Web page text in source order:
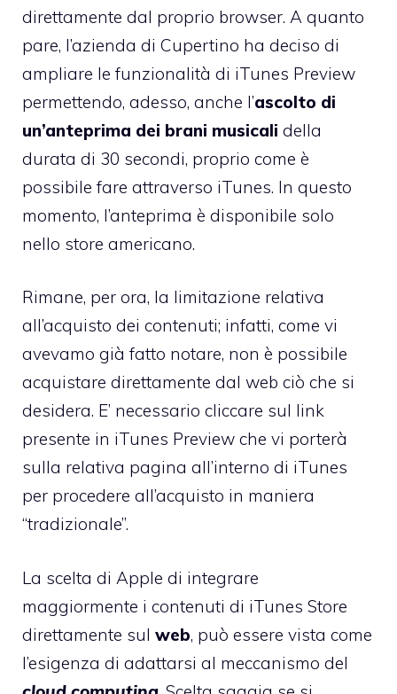
direttamente dal proprio browser. A quanto
pare, l’azienda di Cupertino ha deciso di
ampliare le funzionalità di iTunes Preview
permettendo, adesso, anche l’ascolto di
un’anteprima dei brani musicali della
durata di 30 secondi, proprio come è
possibile fare attraverso iTunes. In questo
momento, l’anteprima è disponibile solo
nello store americano.
Rimane, per ora, la limitazione relativa
all’acquisto dei contenuti; infatti, come vi
avevamo già fatto notare, non è possibile
acquistare direttamente dal web ciò che si
desidera. E’ necessario cliccare sul link
presente in iTunes Preview che vi porterà
sulla relativa pagina all’interno di iTunes
per procedere all’acquisto in maniera
“tradizionale”.
La scelta di Apple di integrare
maggiormente i contenuti di iTunes Store
direttamente sul web, può essere vista come
l’esigenza di adattarsi al meccanismo del